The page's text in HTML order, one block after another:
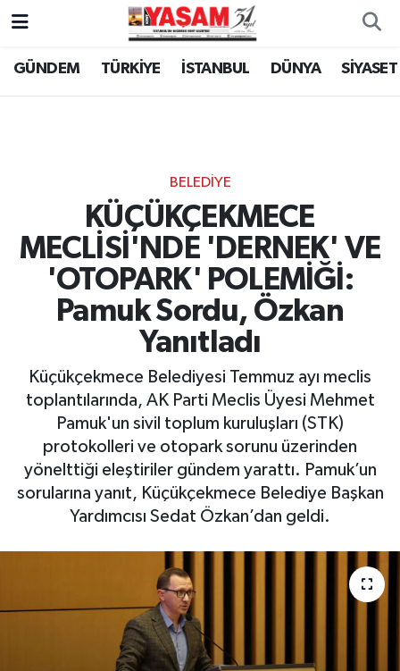
GÜNDEM TÜRKİYE İSTANBUL DÜNYA SİYASET
BELEDİYE
KÜÇÜKÇEKMECE
MECLİSİ'NDE 'DERNEK' VE
'OTOPARK' POLEMİĞİ:
Pamuk Sordu, Özkan
Yanıtladı
Küçükçekmece Belediyesi Temmuz ayı meclis
toplantılarında, AK Parti Meclis Üyesi Mehmet
Pamuk'un sivil toplum kuruluşları (STK)
protokolleri ve otopark sorunu üzerinden
yönelttiği eleştiriler gündem yarattı. Pamuk’un
sorularına yanıt, Küçükçekmece Belediye Başkan
Yardımcısı Sedat Özkan’dan geldi.